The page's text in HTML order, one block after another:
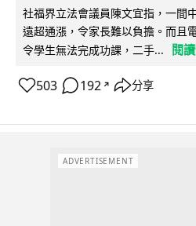
社福界立法會議員陳文宜指，一間
遠超通漲，令家長難以負擔。而且
令學生無法完成功課，二手...
閱
503 192 ↗ 分享
ADVERTISEMENT